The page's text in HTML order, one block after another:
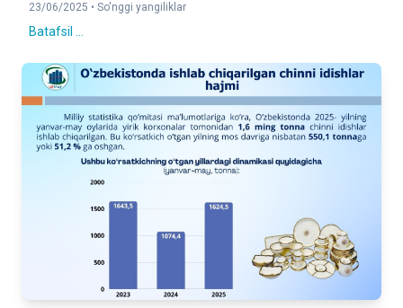
23/06/2025 • So'nggi yangiliklar
Batafsil ...